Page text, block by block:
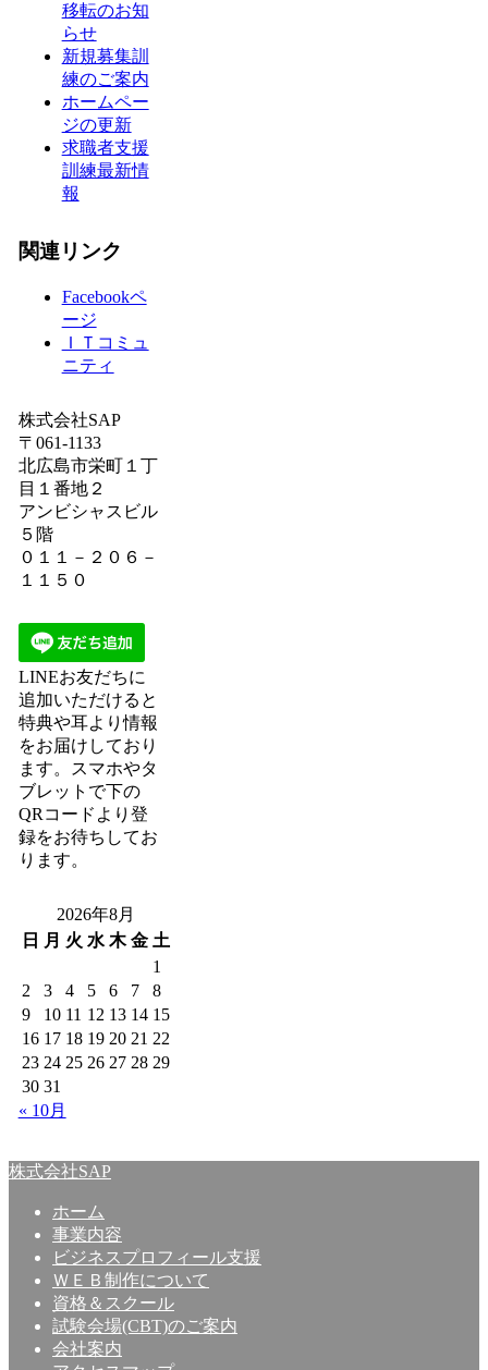
移転のお知
らせ
新規募集訓
練のご案内
ホームペー
ジの更新
求職者支援
訓練最新情
報
関連リンク
Facebookペ
ージ
ＩＴコミュ
ニティ
株式会社SAP
〒061-1133
北広島市栄町１丁
目１番地２
アンビシャスビル
５階
０１１－２０６－
１１５０
LINEお友だちに
追加いただけると
特典や耳より情報
をお届けしており
ます。スマホやタ
ブレットで下の
QRコードより登
録をお待ちしてお
ります。
2026年8月
日
月 火 水 木 金 土
1
2
3 4 5 6 7
8
9
10 11 12 13 14 15
16 17 18 19 20 21 22
23 24 25 26 27 28 29
30 31
« 10月
株式会社SAP
ホーム
事業内容
ビジネスプロフィール支援
ＷＥＢ制作について
資格＆スクール
試験会場(CBT)のご案内
会社案内